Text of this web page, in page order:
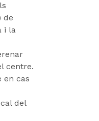
de
i la
centre.
en cas
del